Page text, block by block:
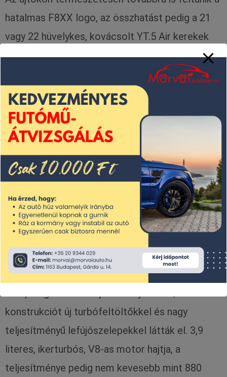
hatalmas F8XX logo, az összhatást pedig a 21
vagy 22 hüvelykes, kovácsolt YT.5 Air kerekek
fokozzák. Küllemre szinte minden másban pont
ugyanolyan, mint a régebbi, kupé változat:
szénszálas első splitter
hátsó diffúzorok
különálló L alakú szárnyak
A brit versenyzölddel azonban nem csak a
kasznin, hanem a beltérben is találkozhatunk,
ilyen színt kapott ugyanis a kormány, a műszerfal
és a biztonsági öv is).
konstrukciót új turbófeltöltőkkel és nagy
teljesítményű lefújószelepekkel látták el. 3,9
literes, ikerturbós, V8-as motor hajtja, a
teljesítménye pedig nem kevesebb mint 880